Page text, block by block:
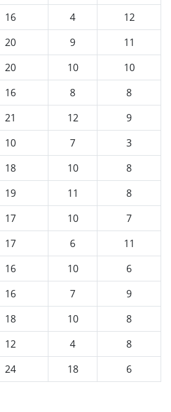
16 4
12
20 9
11
20 10
10
16 8
8
21 12
9
10 7
3
18 10
8
19 11
8
17 10
7
17 6
11
16 10
6
16 7
9
18 10
8
12 4
8
24 18 6